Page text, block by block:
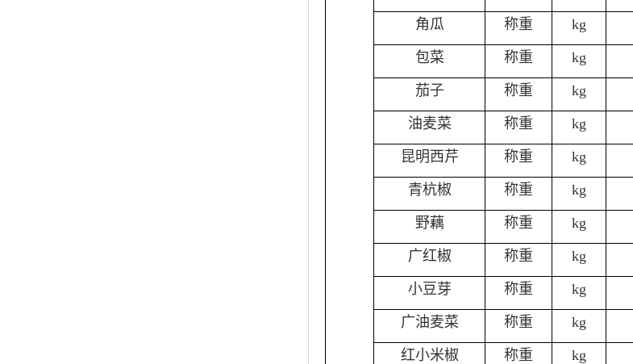
角瓜 称重 kg
包菜 称重 kg
茄子 称重 kg
油麦菜 称重 kg
昆明西芹 称重 kg
青杭椒 称重 kg
野藕 称重 kg
广红椒 称重 kg
小豆芽 称重 kg
广油麦菜 称重 kg
红小米椒 称重 kg